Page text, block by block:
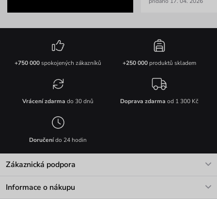
+750 000spokojených zákazníků +250 000produktů skladem
Vrácení zdarma do 30 dnů Doprava zdarma od 1 300 Kč
Doručenído 24 hodin
Zákaznická podpora
Informace o nákupu